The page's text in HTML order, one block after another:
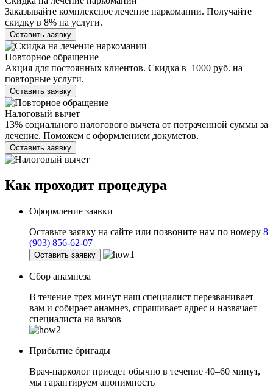
Заказывайте комплексное лечение наркомании. Получайте
скидку в 8% на услуги.
Оставить заявку
Повторное обращение
Акция для постоянных клиентов. Скидка в 1000 руб. на
повторные услуги.
Оставить заявку
Налоговый вычет
13% социального налогового вычета от потраченной суммы за
лечение. Поможем с оформлением докуметов.
Оставить заявку
Как проходит процедура
Оформление заявки
Оставьте заявку на сайте или позвоните нам по номеру 8
(903) 856-62-07
Оставить заявку
Сбор анамнеза
В течение трех минут наш специалист перезванивает
вам и собирает анамнез, спрашивает адрес и назвачает
специалиста на вызов
Прибытие бригады
Врач-нарколог приедет обычно в течение 40–60 минут,
мы гарантируем анонимность